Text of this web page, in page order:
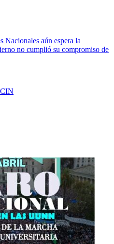
Nacionales aún espera la
no cumplió su compromiso de